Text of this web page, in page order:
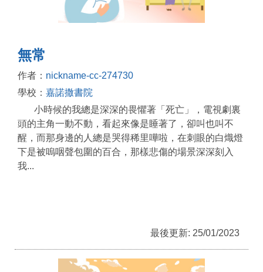
無常
作者： nickname-cc-274730
學校： 嘉諾撒書院
小時候的我總是深深的畏懼著「死亡」，電視劇裏
頭的主角一動不動，看起來像是睡著了，卻叫也叫不
醒，而那身邊的人總是哭得稀里嘩啦，在刺眼的白熾燈
下是被嗚咽聲包圍的百合，那樣悲傷的場景深深刻入
我...
最後更新: 25/01/2023